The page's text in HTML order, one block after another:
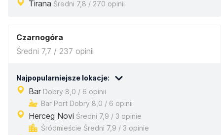
Tirana Średni 7,8 / 270 opinii
Czarnogóra
Średni 7,7 / 237 opinii
Najpopularniejsze lokacje:
Bar Dobry 8,0 / 6 opinii
Bar Port Dobry 8,0 / 6 opinii
Herceg Novi Średni 7,9 / 3 opinie
Śródmieście Średni 7,9 / 3 opinie